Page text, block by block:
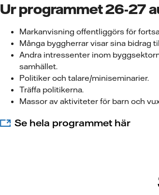
Ur programmet 26-27
Markanvisning offentliggörs för
Många byggherrar visar sina bidrag
Andra intressenter inom
samhället.
Politiker och talare/miniseminarier.
Träffa politikerna.
Massor av aktiviteter för barn och
Se hela programmet här